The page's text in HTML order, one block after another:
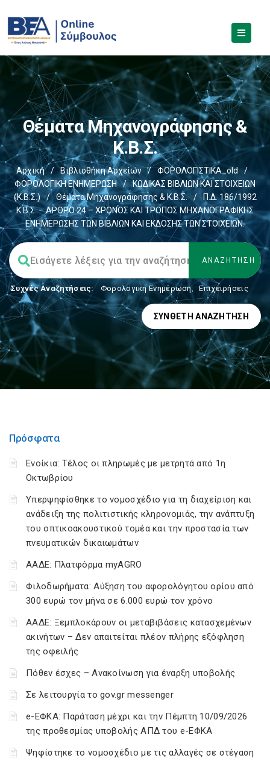
Θέματα Μηχανογράφησης &
Κ.Β.Σ.
Αρχική / Βιβλιοθήκη Αρχείων / ΦΟΡΟΛΟΓΙΣΤΙΚΑ_old
/
ΦΟΡΟΛΟΓΙΚΗ ΕΝΗΜΕΡΩΣΗ
/
ΚΩΔΙΚΑΣ ΒΙΒΛΙΩΝ ΚΑΙ ΣΤΟΙΧΕΙΩΝ
(Κ.Β.Σ.)
/ Θέματα Μηχανογράφησης & Κ.Β.Σ. /
Π.Δ. 186/1992
Κ.Β.Σ. – ΑΡΘΡΟ 24 – ΧΡΟΝΟΣ ΚΑΙ ΤΡΟΠΟΣ ΜΗΧΑΝΟΓΡΑΦΙΚΗΣ
ΕΝΗΜΕΡΩΣΗΣ ΤΩΝ ΒΙΒΛΙΩΝ ΚΑΙ ΕΚΔΟΣΗΣ ΤΩΝ ΣΤΟΙΧΕΙΩΝ.
Συχνές Αναζητήσεις: Φορολογικη Ενημέρωση, Επιχειρήσεις
ΣΎΝΘΕΤΗ ΑΝΑΖΉΤΗΣΗ
Πρόσφατα
Ενοίκια: Τέλος οι πληρωμές με μετρητά από 1η
Οκτωβρίου
Υπερψηφίσθηκε το νομοσχέδιο για τη διαχείριση και
ανάδειξη της πολιτιστικής κληρονομιάς, την ανάπτυξη
του οπτικοακουστικού τομέα και την προστασία των
πνευματικών δικαιωμάτων
ΑΑΔΕ: Πλατφόρμα myAGRO
Φιλοδωρήματα: Αύξηση του αφορολόγητου ορίου από
300 ευρώ τον μήνα σε 6.000 ευρώ τον χρόνο
ΑΑΔΕ: Ξεμπλοκάρουν οι μεταβιβάσεις κατασχεμένων
ακινήτων – Δεν απαιτείται πλέον πλήρης εξόφληση
της οφειλής
Πόθεν έσχες – Ανακοίνωση για έναρξη υποβολής
Σε λειτουργία το gov.gr messenger
e-ΕΦΚΑ: Παράταση μέχρι και την Πέμπτη 10/09/2026
της προθεσμίας υποβολής ΑΠΔ του e-ΕΦΚΑ
Ψηφίστηκε το νομοσχέδιο με τις αλλαγές σε στέγαση